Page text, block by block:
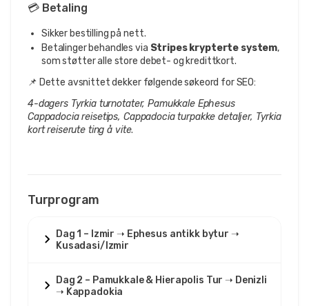
💳 Betaling
Sikker bestilling på nett.
Betalinger behandles via Stripes krypterte system,
som støtter alle store debet- og kredittkort.
📌 Dette avsnittet dekker følgende søkeord for SEO:
4-dagers Tyrkia turnotater, Pamukkale Ephesus
Cappadocia reisetips, Cappadocia turpakke detaljer, Tyrkia
kort reiserute ting å vite.
Turprogram
Dag 1 – Izmir ➝ Ephesus antikk bytur ➝
Kusadasi/Izmir
Dag 2 – Pamukkale & Hierapolis Tur ➝ Denizli
➝ Kappadokia